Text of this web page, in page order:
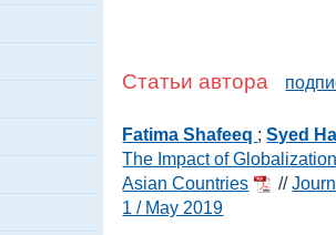
Статьи автора
Fatima Shafeeq ;Syed
The Impact of
Asian Countries
//
1 / May 2019